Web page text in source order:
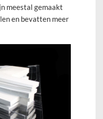
meestal gemaakt
en bevatten meer